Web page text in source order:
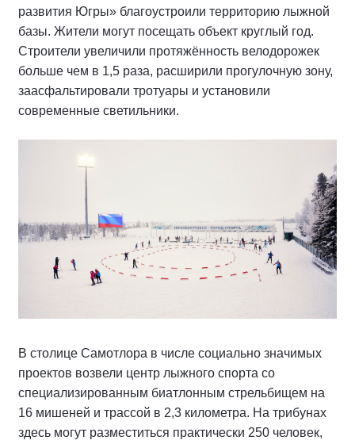
развития Югры» благоустроили территорию лыжной
базы. Жители могут посещать объект круглый год.
Строители увеличили протяжённость велодорожек
больше чем в 1,5 раза, расширили прогулочную зону,
заасфальтировали тротуары и установили
современные светильники.
В столице Самотлора в числе социально значимых
проектов возвели центр лыжного спорта со
специализированным биатлонным стрельбищем на
16 мишеней и трассой в 2,3 километра. На трибунах
здесь могут разместиться практически 250 человек,